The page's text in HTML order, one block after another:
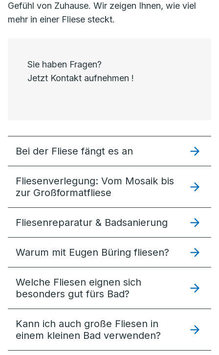
Gefühl von Zuhause. Wir zeigen Ihnen, wie viel
mehr in einer Fliese steckt.
Sie haben Fragen?
Jetzt Kontakt aufnehmen !
Bei der Fliese fängt es an
Fliesenverlegung: Vom Mosaik bis
zur Großformatfliese
Fliesenreparatur & Badsanierung
Warum mit Eugen Büring fliesen?
Welche Fliesen eignen sich
besonders gut fürs Bad?
Kann ich auch große Fliesen in
einem kleinen Bad verwenden?